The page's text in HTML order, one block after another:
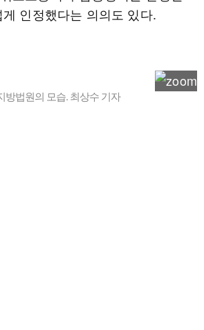
인정했다는 의의도 있다.
방법원의 모습. 최상수 기자